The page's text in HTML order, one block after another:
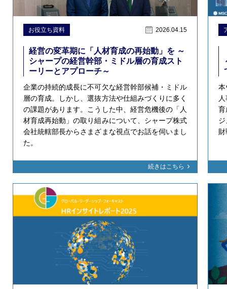
お役立ち資料 2026.04.15
経営の変革期に「人材育成の再始動」を ～
シャープの経営幹部・ミドル層の育成スト
ーリーとアプローチ～
企業の持続的成長に不可欠な経営幹部候補・ミドル
層の育成。しかし、選抜方法や仕組みづくりに多く
の課題があります。こうした中、経営危機後の「人
材育成再始動」の取り組みについて、シャープ株式
会社統轄部長からさまざまな視点でお話を伺いまし
た。
続きはこちら
本
育